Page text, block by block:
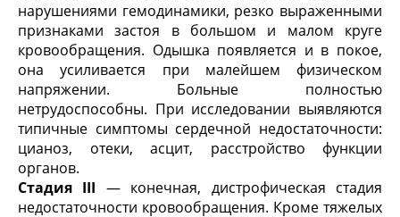
нарушениями гемодинамики, резко выраженными
признаками застоя в большом и малом круге
кровообращения. Одышка появляется и в покое,
она усиливается при малейшем физическом
напряжении. Больные полностью
нетрудоспособны. При исследовании выявляются
типичные симптомы сердечной недостаточности:
цианоз, отеки, асцит, расстройство функции
органов.
Стадия III — конечная, дистрофическая стадия
недостаточности кровообращения. Кроме тяжелых